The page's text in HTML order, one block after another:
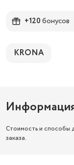
+120бонусов
KRONA
Стоимость и способы
заказа.